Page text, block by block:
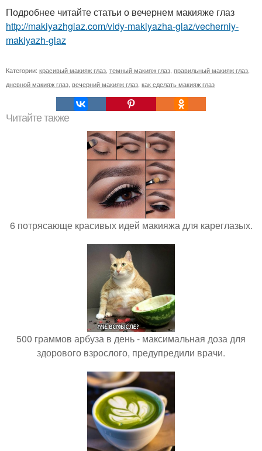
Подробнее читайте статьи о вечернем макияже глаз
http://makiyazhglaz.com/vidy-makiyazha-glaz/vecherniy-
makiyazh-glaz
Категории: красивый макияж глаз темный макияж глаз правильный макияж глаз
дневной макияж глаз вечерний макияж глаз как сделать макияж глаз
Читайте также
6 потрясающе красивых идей макияжа для кареглазых.
500 граммов арбуза в день - максимальная доза для
здорового взрослого, предупредили врачи.